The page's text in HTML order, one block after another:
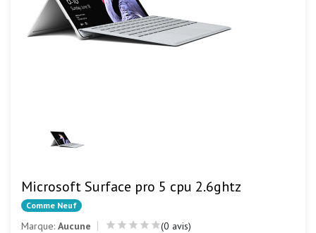
Microsoft Surface pro 5 cpu 2.6ghtz
Comme Neuf
Marque: Aucune (0 avis)